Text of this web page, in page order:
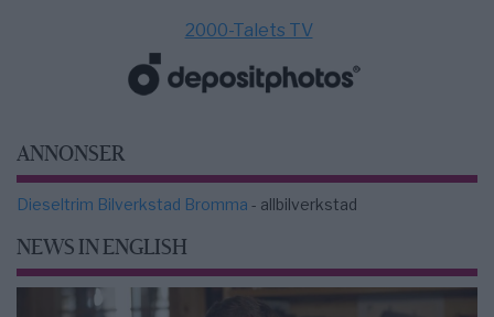
2000-Talets TV
ANNONSER
Dieseltrim Bilverkstad Bromma - allbilverkstad
NEWS IN ENGLISH